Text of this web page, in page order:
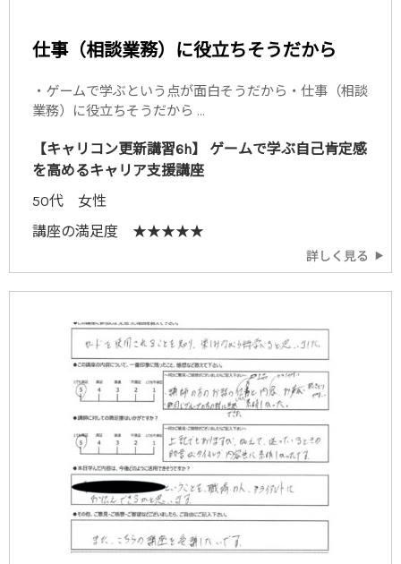
仕事（相談業務）に役立ちそうだから
・ゲームで学ぶという点が面白そうだから・仕事（相談
業務）に役立ちそうだから ...
【キャリコン更新講習6h】 ゲームで学ぶ自己肯定感
を高めるキャリア支援講座
50代 女性
講座の満足度 ★★★★★